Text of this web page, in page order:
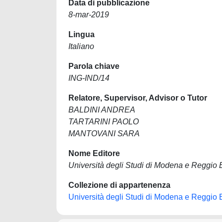
Data di pubblicazione
8-mar-2019
Lingua
Italiano
Parola chiave
ING-IND/14
Relatore, Supervisor, Advisor o Tutor
BALDINI ANDREA
TARTARINI PAOLO
MANTOVANI SARA
Nome Editore
Università degli Studi di Modena e Reggio
Collezione di appartenenza
Università degli Studi di Modena e Reggio